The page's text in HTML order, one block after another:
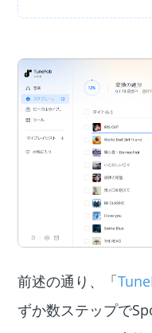
前述の通り、「
ずか数ステップで